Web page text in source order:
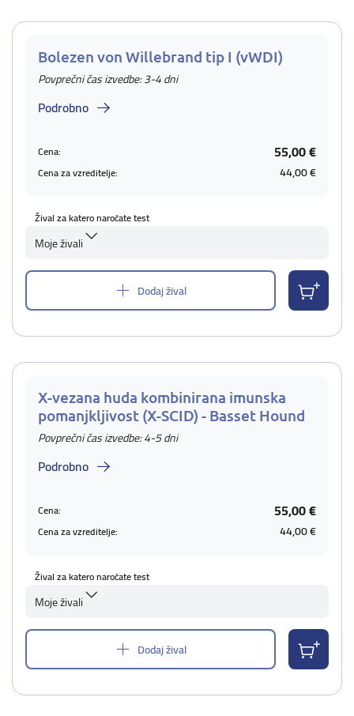
Bolezen von Willebrand tip I (vWDI)
Povprečni čas izvedbe: 3-4 dni
Podrobno
Cena: 55,00 €
Cena za vzreditelje: 44,00 €
Žival za katero naročate test
Moje živali
Dodaj žival
X-vezana huda kombinirana imunska
pomanjkljivost (X-SCID) - Basset Hound
Povprečni čas izvedbe: 4-5 dni
Podrobno
Cena: 55,00 €
Cena za vzreditelje: 44,00 €
Žival za katero naročate test
Moje živali
Dodaj žival